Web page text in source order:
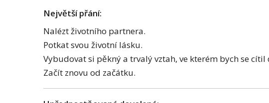
Největší přání:
Nalézt životního partnera.
Potkat svou životní lásku.
Vybudovat si pěkný a trvalý vztah, ve kterém bych se cítil
Začít znovu od začátku.